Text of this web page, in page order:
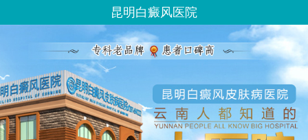
昆明白癜风医院